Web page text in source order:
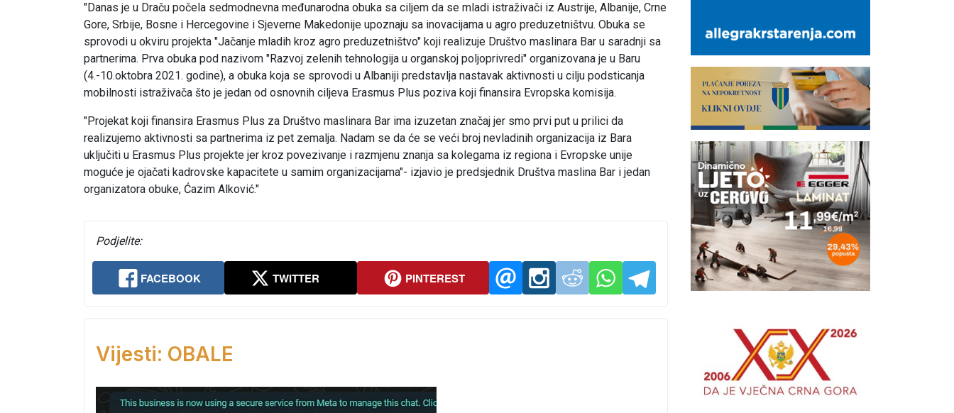
"Danas je u Draču počela sedmodnevna međunarodna obuka sa ciljem da se mladi istraživači iz Austrije, Albanije, Crne
Gore, Srbije, Bosne i Hercegovine i Sjeverne Makedonije upoznaju sa inovacijama u agro preduzetništvu. Obuka se
sprovodi u okviru projekta "Jačanje mladih kroz agro preduzetništvo" koji realizuje Društvo maslinara Bar u saradnji sa
partnerima. Prva obuka pod nazivom "Razvoj zelenih tehnologija u organskoj poljoprivredi" organizovana je u Baru
(4.-10.oktobra 2021. godine), a obuka koja se sprovodi u Albaniji predstavlja nastavak aktivnosti u cilju podsticanja
mobilnosti istraživača što je jedan od osnovnih ciljeva Erasmus Plus poziva koji finansira Evropska komisija.
"Projekat koji finansira Erasmus Plus za Društvo maslinara Bar ima izuzetan značaj jer smo prvi put u prilici da
realizujemo aktivnosti sa partnerima iz pet zemalja. Nadam se da će se veći broj nevladinih organizacija iz Bara
uključiti u Erasmus Plus projekte jer kroz povezivanje i razmjenu znanja sa kolegama iz regiona i Evropske unije
moguće je ojačati kadrovske kapacitete u samim organizacijama"- izjavio je predsjednik Društva maslina Bar i jedan
organizatora obuke, Ćazim Alković."
Podjelite:
FACEBOOK TWITTER PINTEREST
Vijesti: OBALE